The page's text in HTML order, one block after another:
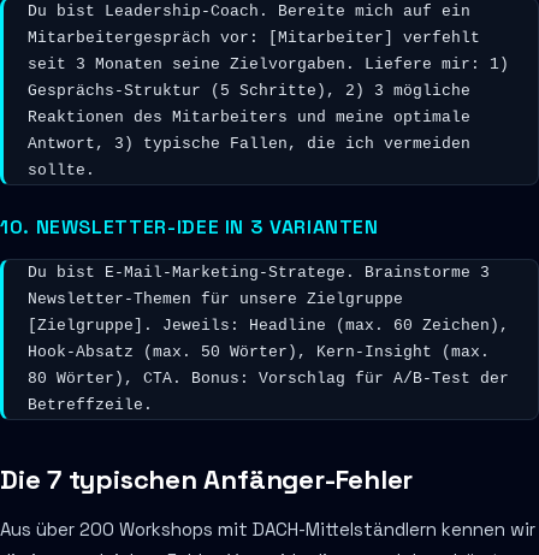
Du bist Leadership-Coach. Bereite mich auf ein
Mitarbeitergespräch vor: [Mitarbeiter] verfehlt
seit 3 Monaten seine Zielvorgaben. Liefere mir: 1)
Gesprächs-Struktur (5 Schritte), 2) 3 mögliche
Reaktionen des Mitarbeiters und meine optimale
Antwort, 3) typische Fallen, die ich vermeiden
sollte.
10. NEWSLETTER-IDEE IN 3 VARIANTEN
Du bist E-Mail-Marketing-Stratege. Brainstorme 3
Newsletter-Themen für unsere Zielgruppe
[Zielgruppe]. Jeweils: Headline (max. 60 Zeichen),
Hook-Absatz (max. 50 Wörter), Kern-Insight (max.
80 Wörter), CTA. Bonus: Vorschlag für A/B-Test der
Betreffzeile.
Die 7 typischen Anfänger-Fehler
Aus über 200 Workshops mit DACH-Mittelständlern kennen wir